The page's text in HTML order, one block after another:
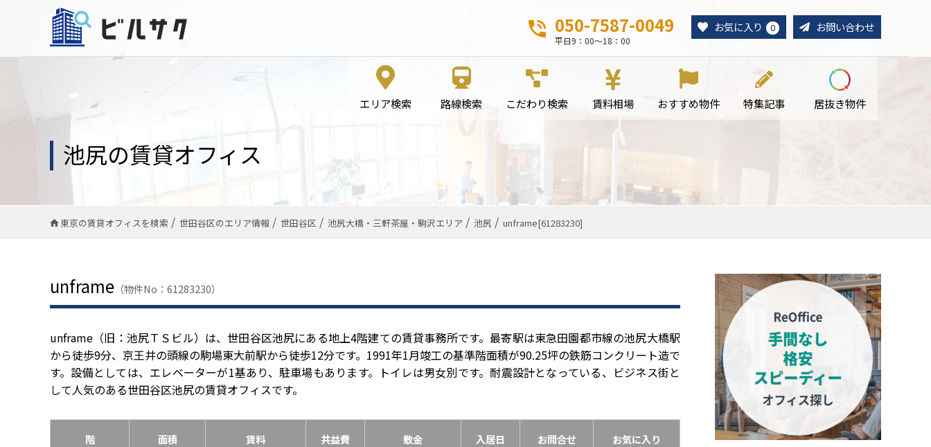
050-7587-0049
平日9：00～18：00
お気に入り 0 お問い合わせ
エリア検索 路線検索 こだわり検索 賃料相場 おすすめ物件 特集記事 居抜き物件
池尻の賃貸オフィス
東京の賃貸オフィスを検索 世田谷区のエリア情報 世田谷区 池尻大橋・三軒茶屋・駒沢エリア 池尻 unframe[61283230]
unframe （物件No：61283230）
unframe（旧：池尻ＴＳビル）は、世田谷区池尻にある地上4階建ての賃貸事務所です。最寄駅は東急田園都市線の池尻大橋駅
から徒歩9分、京王井の頭線の駒場東大前駅から徒歩12分です。1991年1月竣工の基準階面積が90.25坪の鉄筋コンクリート造で
す。設備としては、エレベーターが1基あり、駐車場もあります。トイレは男女別です。耐震設計となっている、ビジネス街と
して人気のある世田谷区池尻の賃貸オフィスです。
階 面積 賃料 共益費 敷金 入居日 お問合せ お気に入り